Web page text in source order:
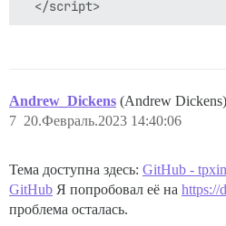
Andrew_Dickens (Andrew Dickens)
20.Февраль.2023 14:40:06
7
Тема доступна здесь: GitHub -
GitHub Я попробовал её на https://
проблема осталась.